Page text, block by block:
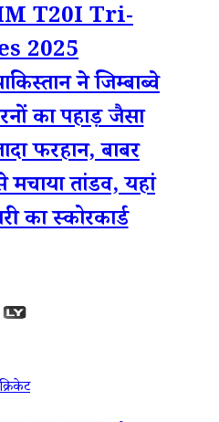
T20I Tri-
2025
ने जिम्बाब्वे
का पहाड़ जैसा
फरहान, बाबर
तांडव, यहां
का स्कोरकार्ड
क्रिकेट